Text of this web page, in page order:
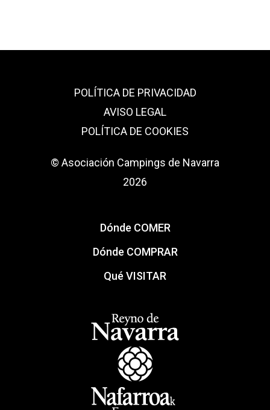
POLÍTICA DE PRIVACIDAD
AVISO LEGAL
POLÍTICA DE COOKIES
© Asociación Campings de Navarra
2026
Dónde COMER
Dónde COMPRAR
Qué VISITAR